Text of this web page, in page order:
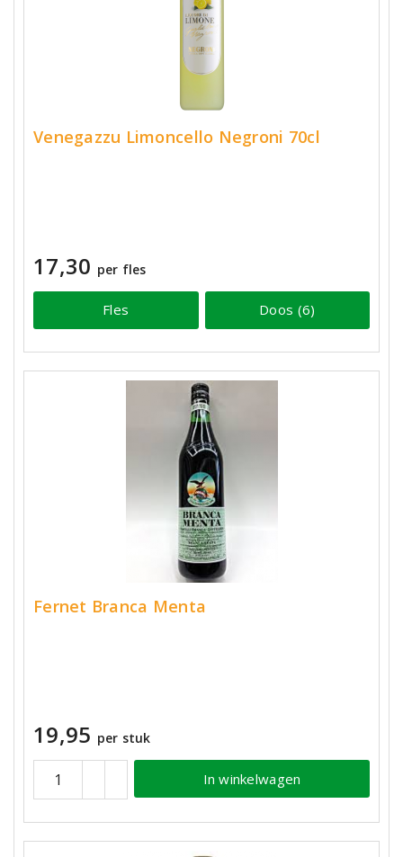
Venegazzu Limoncello Negroni 70cl
17,30 per fles
Fles Doos (6)
Fernet Branca Menta
19,95 per stuk
In winkelwagen